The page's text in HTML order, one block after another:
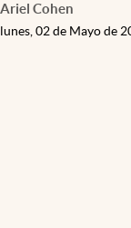
Ariel Cohen
lunes, 02 de Mayo de